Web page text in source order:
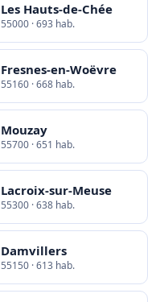
Les Hauts-de-Chée
55000 · 693 hab.
Fresnes-en-Woëvre
55160 · 668 hab.
Mouzay
55700 · 651 hab.
Lacroix-sur-Meuse
55300 · 638 hab.
Damvillers
55150 · 613 hab.